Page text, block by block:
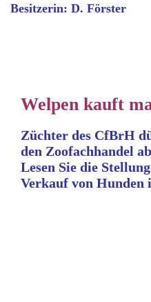
Besitzerin: D. Förster
Welpen kauft
Züchter des CfBrH
den Zoofachhandel
Lesen Sie die
Verkauf von Hunden